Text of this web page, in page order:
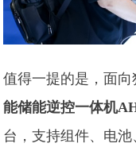
值得一提的是，面
能储能逆控一体机
台，支持组件、电